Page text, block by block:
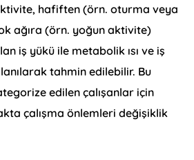
hafiften (örn. oturma veya
ağıra (örn. yoğun aktivite)
iş yükü ile metabolik ısı ve iş
tahmin edilebilir. Bu
edilen çalışanlar için
çalışma önlemleri değişiklik